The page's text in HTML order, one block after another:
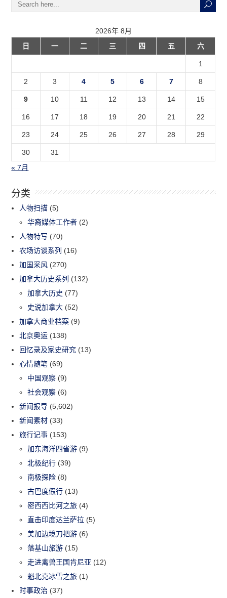
2026年 8月
日
一 二 三 四 五 六
1
2 3 4 5 6 7 8
9 10 11 12 13 14 15
16 17 18 19 20 21 22
23 24 25 26 27 28 29
30
31
« 7月
分类
人物扫描 (5)
华裔媒体工作者 (2)
人物特写 (70)
农场访谈系列 (16)
加国采风 (270)
加拿大历史系列 (132)
加拿大历史 (77)
史说加拿大 (52)
加拿大商业档案 (9)
北京奥运 (138)
回忆录及家史研究 (13)
心情随笔 (69)
中国观察 (9)
社会观察 (6)
新闻报导 (5,602)
新闻素材 (33)
旅行记事 (153)
加东海洋四省游 (9)
北极纪行 (39)
南极探险 (8)
古巴度假行 (13)
密西西比河之旅 (4)
直击印度达兰萨拉 (5)
美加边境刀把游 (6)
落基山旅游 (15)
走进禽兽王国肯尼亚 (12)
魁北克冰雪之旅 (1)
时事政治 (37)